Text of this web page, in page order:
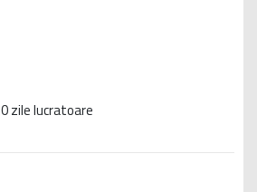
zile lucratoare